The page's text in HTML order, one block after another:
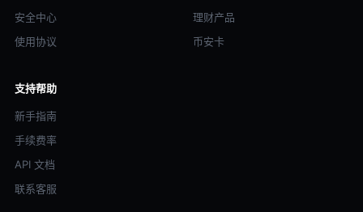
安全中心
使用协议
理财产品
币安卡
支持帮助
新手指南
手续费率
API 文档
联系客服